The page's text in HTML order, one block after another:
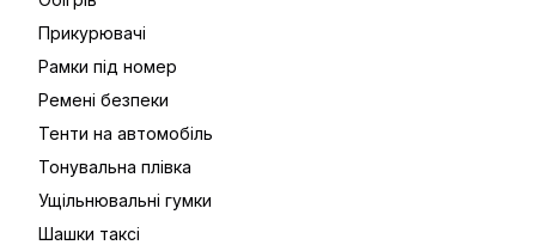
Прикурювачі
Рамки під номер
Ремені безпеки
Тенти на автомобіль
Тонувальна плівка
Ущільнювальні гумки
Шашки таксі